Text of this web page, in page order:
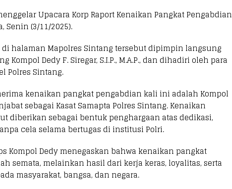
Upacara Korp Raport Kenaikan Pangkat Pengabdian
Senin (3/11/2025).
halaman Mapolres Sintang tersebut dipimpin langsung
Kompol Dedy F. Siregar, S.I.P., M.A.P., dan dihadiri oleh para
Polres Sintang.
kenaikan pangkat pengabdian kali ini adalah Kompol
sebagai Kasat Samapta Polres Sintang. Kenaikan
diberikan sebagai bentuk penghargaan atas dedikasi,
cela selama bertugas di institusi Polri.
Kompol Dedy menegaskan bahwa kenaikan pangkat
semata, melainkan hasil dari kerja keras, loyalitas, serta
masyarakat, bangsa, dan negara.